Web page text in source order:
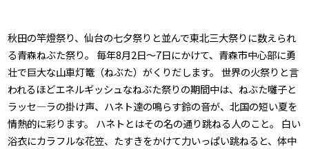
秋田の竿燈祭り、仙台の七夕祭りと並んで東北三大祭りに数えられ
る青森ねぶた祭り。 毎年8月2日～7日にかけて、青森市中心部に勇
壮で巨大な山車灯篭（ねぶた）がくりだします。 世界の火祭りと言
われるほどエネルギッシュなねぶた祭りの期間中は、ねぶた囃子と
ラッセ―ラの掛け声、ハネト達の鳴らす鈴の音が、北国の短い夏を
情熱的に彩ります。 ハネトとはその名の通り跳ねる人のこと。 白い
浴衣にカラフルな花笠、たすきをかけて力いっぱい跳ねると、体中